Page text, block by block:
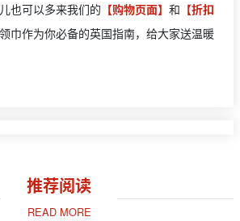
也可以多来我们的 【购物页面】 和 【折扣
巾作为你必备的英国指南，给大家送温暖
推荐阅读
READ MORE